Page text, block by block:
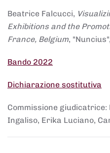
Beatrice Falcucci,
Exhibitions and the
France, Belgium,
Bando 2022
Dichiarazione sostitutiva
Commissione giudicatrice:
Ingaliso, Erika Luciano,